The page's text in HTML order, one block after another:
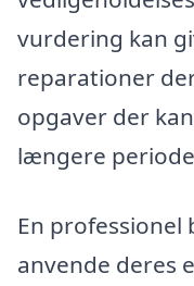
vurdering kan
reparationer
opgaver der
længere
En professionel
anvende deres